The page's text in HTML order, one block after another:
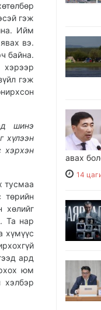
гэж
Ийм
вэ.
байна.
гэж
шинэ
хүлээн
хэрхэн
тусмаа
төрийн
хөлийг
Та нар
хүмүүс
ард
юм
хэлбэр
авах
14